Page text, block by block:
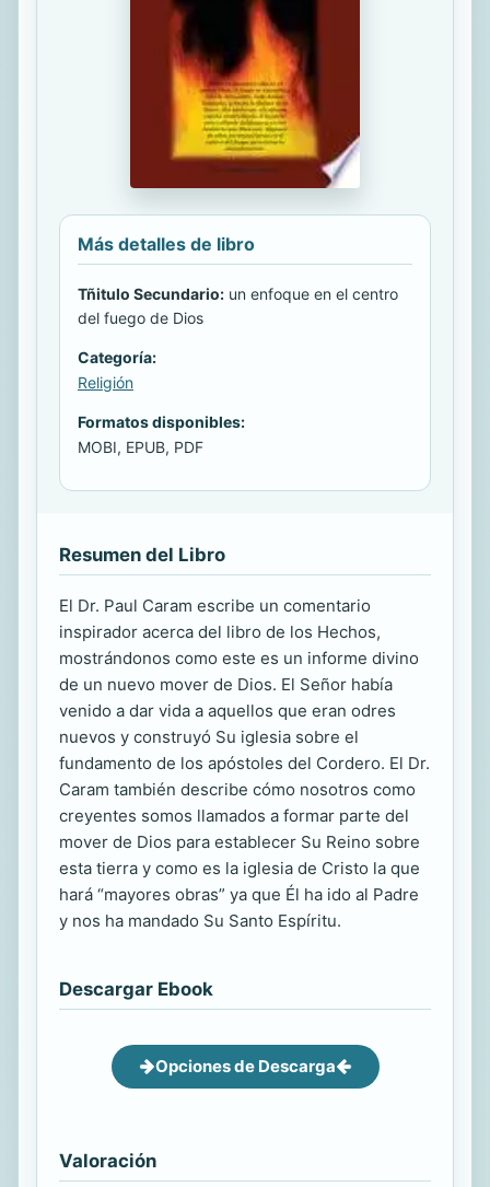
Más detalles de libro
Tñitulo Secundario: un enfoque en el centro
del fuego de Dios
Categoría:
Religión
Formatos disponibles:
MOBI, EPUB, PDF
Resumen del Libro
El Dr. Paul Caram escribe un comentario
inspirador acerca del libro de los Hechos,
mostrándonos como este es un informe divino
de un nuevo mover de Dios. El Señor había
venido a dar vida a aquellos que eran odres
nuevos y construyó Su iglesia sobre el
fundamento de los apóstoles del Cordero. El Dr.
Caram también describe cómo nosotros como
creyentes somos llamados a formar parte del
mover de Dios para establecer Su Reino sobre
esta tierra y como es la iglesia de Cristo la que
hará “mayores obras” ya que Él ha ido al Padre
y nos ha mandado Su Santo Espíritu.
Descargar Ebook
Opciones de Descarga
Valoración